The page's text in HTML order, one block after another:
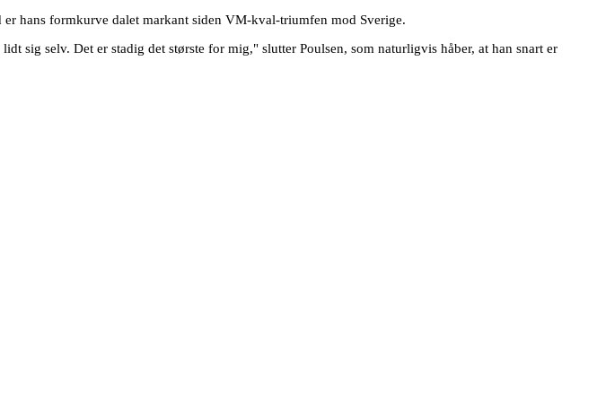
hans formkurve dalet markant siden VM-kval-triumfen mod Sverige.
sig selv. Det er stadig det største for mig," slutter Poulsen, som naturligvis håber, at han snart er